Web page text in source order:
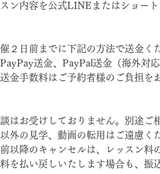
ン内容を公式LINEまたはショー
２日前までに下記の方法で送金く
送金、PayPal送金（海外対
金手数料はご予約者様のご負担を
はお受けしておりません。別途ご
外の見学、動画の転用はご遠慮く
以降のキャンセルは、レッスン料
を払い戻しいたします場合も、振